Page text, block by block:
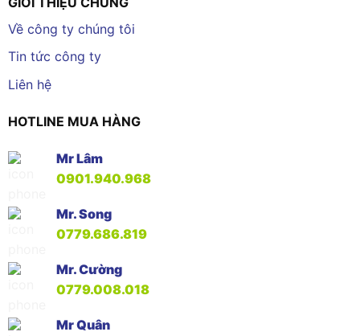
Về công ty chúng tôi
Tin tức công ty
Liên hệ
HOTLINE MUA HÀNG
Mr Lâm
0901.940.968
Mr. Song
0779.686.819
Mr. Cường
0779.008.018
Mr Quân